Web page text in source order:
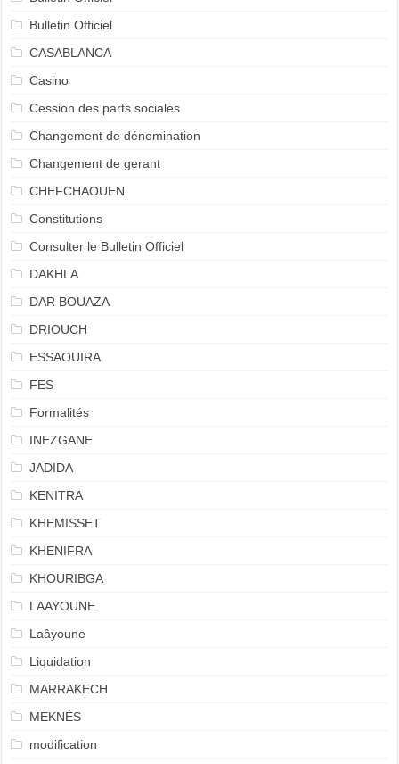
Bulletin Officiel
CASABLANCA
Casino
Cession des parts sociales
Changement de dénomination
Changement de gerant
CHEFCHAOUEN
Constitutions
Consulter le Bulletin Officiel
DAKHLA
DAR BOUAZA
DRIOUCH
ESSAOUIRA
FES
Formalités
INEZGANE
JADIDA
KENITRA
KHEMISSET
KHENIFRA
KHOURIBGA
LAAYOUNE
Laâyoune
Liquidation
MARRAKECH
MEKNÈS
modification